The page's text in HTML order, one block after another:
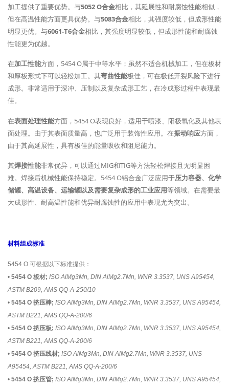
加工提供了重要优势。与5052 O合金相比，其延展性和耐腐蚀性能相似，
但在高温性能方面更具优势。与5083合金相比，其强度较低，但成形性能
明显更优。与6061-T6合金相比，其强度明显较低，但成形性能和耐腐蚀
性能更为优越。
在加工性能方面，5454 O属于中等水平；虽然不适合机械加工，但在板材
和厚板形式下可以轻松加工。其弯曲性能极佳，可在极低开裂风险下进行
成形。非常适用于深冲、压制以及复杂成形工艺，在冷成形过程中表现最
佳。
在表面处理性能方面，5454 O表现良好，适用于喷漆、阳极氧化及其他表
面处理。由于其表面质量高，也广泛用于装饰性应用。在振动响应方面，
由于其高延展性，具有极佳的能量吸收和阻尼能力。
其焊接性能非常优异，可以通过MIG和TIG等方法轻松焊接且无明显困
难。焊接后机械性能保持稳定。5454 O铝合金广泛应用于压力容器、化学
储罐、高温设备、运输罐以及需要复杂成形的工业应用等领域。在需要最
大成形性、耐高温性能和优异耐腐蚀性的应用中表现尤为突出。
材料组成标准
5454 O 可根据以下标准提供：
• 5454 O 板材; ISO AlMg3Mn, DIN AlMg2.7Mn, WNR 3.3537, UNS A95454,
ASTM B209, AMS QQ-A-250/10
• 5454 O 挤压棒; ISO AlMg3Mn, DIN AlMg2.7Mn, WNR 3.3537, UNS A95454,
ASTM B221, AMS QQ-A-200/6
• 5454 O 挤压板; ISO AlMg3Mn, DIN AlMg2.7Mn, WNR 3.3537, UNS A95454,
ASTM B221, AMS QQ-A-200/6
• 5454 O 挤压线材; ISO AlMg3Mn, DIN AlMg2.7Mn, WNR 3.3537, UNS
A95454, ASTM B221, AMS QQ-A-200/6
• 5454 O 挤压管; ISO AlMg3Mn, DIN AlMg2.7Mn, WNR 3.3537, UNS A95454,